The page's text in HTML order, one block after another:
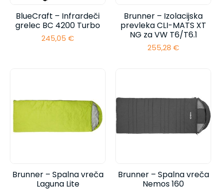
BlueCraft – Infrardeči
grelec BC 4200 Turbo
245,05 €
Brunner – Izolacijska
prevleka CLI-MATS XT
NG za VW T6/T6.1
255,28 €
Brunner – Spalna vreča
Laguna Lite
Brunner – Spalna vreča
Nemos 160